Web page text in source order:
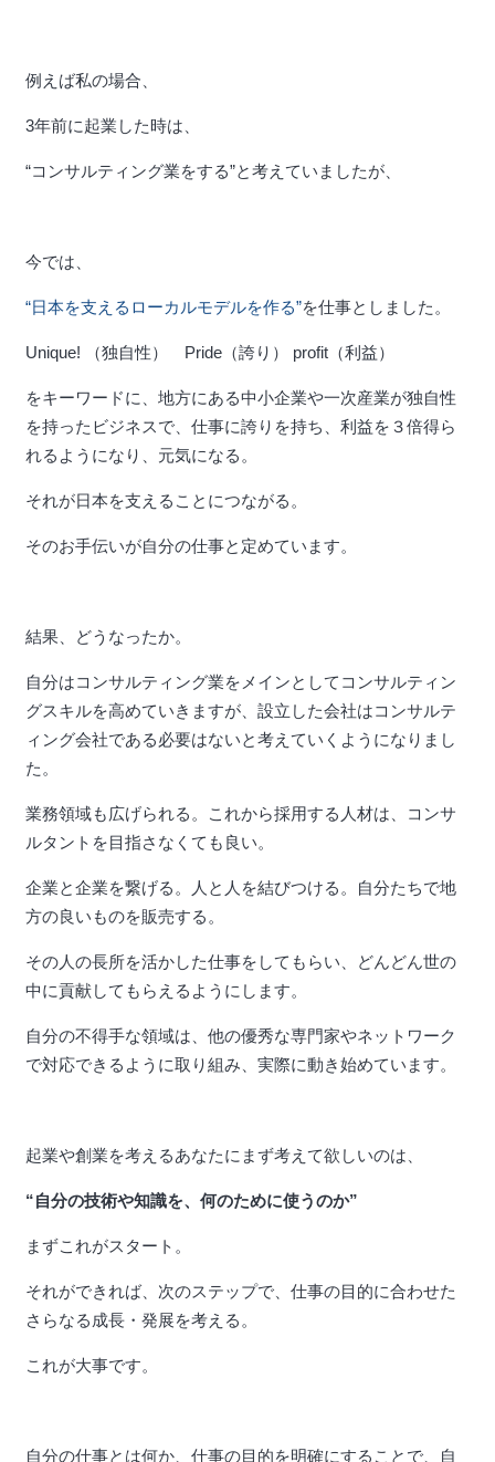
例えば私の場合、
3年前に起業した時は、
“コンサルティング業をする”と考えていましたが、
今では、
“日本を支えるローカルモデルを作る”を仕事としました。
Unique! （独自性） Pride（誇り） profit（利益）
をキーワードに、地方にある中小企業や一次産業が独自性
を持ったビジネスで、仕事に誇りを持ち、利益を３倍得ら
れるようになり、元気になる。
それが日本を支えることにつながる。
そのお手伝いが自分の仕事と定めています。
結果、どうなったか。
自分はコンサルティング業をメインとしてコンサルティン
グスキルを高めていきますが、設立した会社はコンサルテ
ィング会社である必要はないと考えていくようになりまし
た。
業務領域も広げられる。これから採用する人材は、コンサ
ルタントを目指さなくても良い。
企業と企業を繋げる。人と人を結びつける。自分たちで地
方の良いものを販売する。
その人の長所を活かした仕事をしてもらい、どんどん世の
中に貢献してもらえるようにします。
自分の不得手な領域は、他の優秀な専門家やネットワーク
で対応できるように取り組み、実際に動き始めています。
起業や創業を考えるあなたにまず考えて欲しいのは、
“自分の技術や知識を、何のために使うのか”
まずこれがスタート。
それができれば、次のステップで、仕事の目的に合わせた
さらなる成長・発展を考える。
これが大事です。
自分の仕事とは何か、仕事の目的を明確にすることで、自